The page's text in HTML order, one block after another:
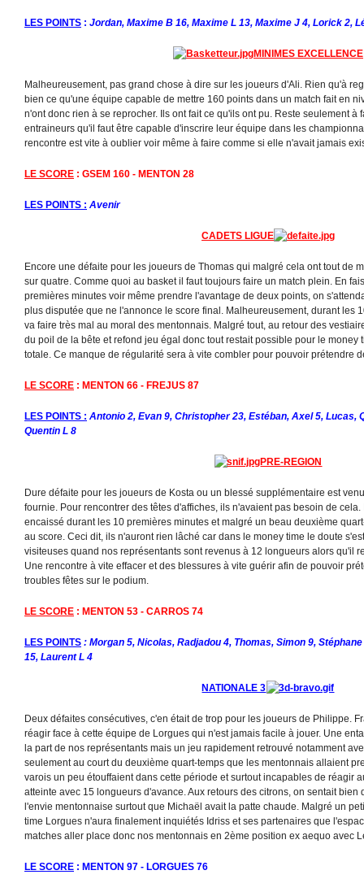
LES POINTS : Jordan, Maxime B 16, Maxime L 13, Maxime J 4, Lorick 2,
MINIMES EXCELLENCE
Malheureusement, pas grand chose à dire sur les joueurs d'Ali. Rien qu'à
bien ce qu'une équipe capable de mettre 160 points dans un match fait en
n'ont donc rien à se reprocher. Ils ont fait ce qu'ils ont pu. Reste seulement à
entraineurs qu'il faut être capable d'inscrire leur équipe dans les
rencontre est vite à oublier voir même à faire comme si elle n'avait jamais
LE SCORE : GSEM 160 - MENTON 28
LES POINTS : Avenir
CADETS LIGUE
Encore une défaite pour les joueurs de Thomas qui malgré cela ont tout de
sur quatre. Comme quoi au basket il faut toujours faire un match plein. En
premières minutes voir même prendre l'avantage de deux points, on
plus disputée que ne l'annonce le score final. Malheureusement, durant les
va faire très mal au moral des mentonnais. Malgré tout, au retour des
du poil de la bête et refond jeu égal donc tout restait possible pour le money
totale. Ce manque de régularité sera à vite combler pour pouvoir prétendre
LE SCORE : MENTON 66 - FREJUS 87
LES POINTS : Antonio 2, Evan 9, Christopher 23, Estéban, Axel 5, Lucas,
Quentin L 8
PRE-REGION
Dure défaite pour les joueurs de Kosta ou un blessé supplémentaire est
fournie. Pour rencontrer des têtes d'affiches, ils n'avaient pas besoin de
encaissé durant les 10 premières minutes et malgré un beau deuxième
au score. Ceci dit, ils n'auront rien lâché car dans le money time le doute
visiteuses quand nos représentants sont revenus à 12 longueurs alors qu'il
Une rencontre à vite effacer et des blessures à vite guérir afin de pouvoir
troubles fêtes sur le podium.
LE SCORE : MENTON 53 - CARROS 74
LES POINTS : Morgan 5, Nicolas, Radjadou 4, Thomas, Simon 9,
15, Laurent L 4
NATIONALE 3
Deux défaites consécutives, c'en était de trop pour les joueurs de Philippe.
réagir face à cette équipe de Lorgues qui n'est jamais facile à jouer. Une
la part de nos représentants mais un jeu rapidement retrouvé notamment
seulement au court du deuxième quart-temps que les mentonnais allaient
varois un peu étouffaient dans cette période et surtout incapables de réagir
atteinte avec 15 longueurs d'avance. Aux retours des citrons, on sentait
l'envie mentonnaise surtout que Michaël avait la patte chaude. Malgré un
time Lorgues n'aura finalement inquiétés Idriss et ses partenaires que
matches aller place donc nos mentonnais en 2ème position ex aequo avec
LE SCORE : MENTON 97 - LORGUES 76